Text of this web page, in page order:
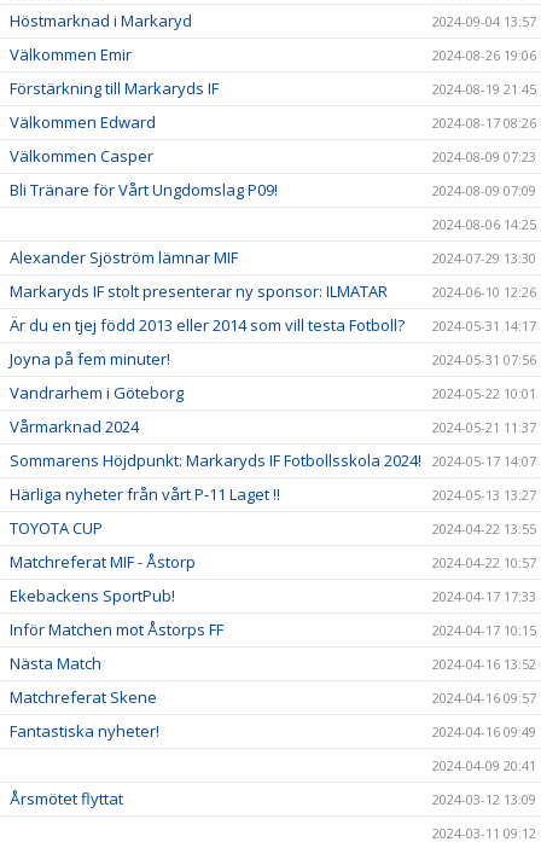
Höstmarknad i Markaryd 2024-09-04 13:57
Välkommen Emir 2024-08-26 19:06
Förstärkning till Markaryds IF 2024-08-19 21:45
Välkommen Edward 2024-08-17 08:26
Välkommen Casper 2024-08-09 07:23
Bli Tränare för Vårt Ungdomslag P09!
2024-08-09 07:09
2024-08-06 14:25
Alexander Sjöström lämnar MIF 2024-07-29 13:30
Markaryds IF stolt presenterar ny sponsor: ILMATAR 2024-06-10 12:26
Är du en tjej född 2013 eller 2014 som vill testa Fotboll? 2024-05-31 14:17
Joyna på fem minuter! 2024-05-31 07:56
Vandrarhem i Göteborg 2024-05-22 10:01
Vårmarknad 2024 2024-05-21 11:37
Sommarens Höjdpunkt: Markaryds IF Fotbollsskola 2024! 2024-05-17 14:07
Härliga nyheter från vårt P-11 Laget !! 2024-05-13 13:27
TOYOTA CUP 2024-04-22 13:55
Matchreferat MIF - Åstorp 2024-04-22 10:57
Ekebackens SportPub! 2024-04-17 17:33
Inför Matchen mot Åstorps FF 2024-04-17 10:15
Nästa Match 2024-04-16 13:52
Matchreferat Skene 2024-04-16 09:57
Fantastiska nyheter!
2024-04-16 09:49
2024-04-09 20:41
Årsmötet flyttat
2024-03-12 13:09
2024-03-11 09:12